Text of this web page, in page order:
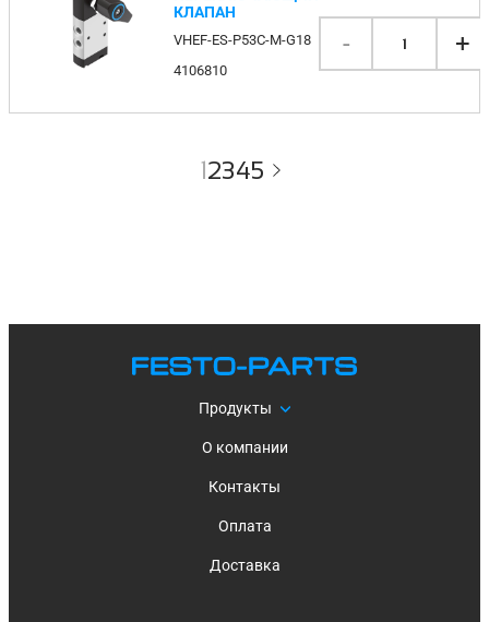
КЛАПАН
VHEF-ES-P53C-M-G18
4106810
- 1 +
12345
Продукты
О компании
Контакты
Оплата
Доставка